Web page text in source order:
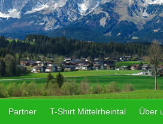
Partner T-Shirt Mittelrheintal Über